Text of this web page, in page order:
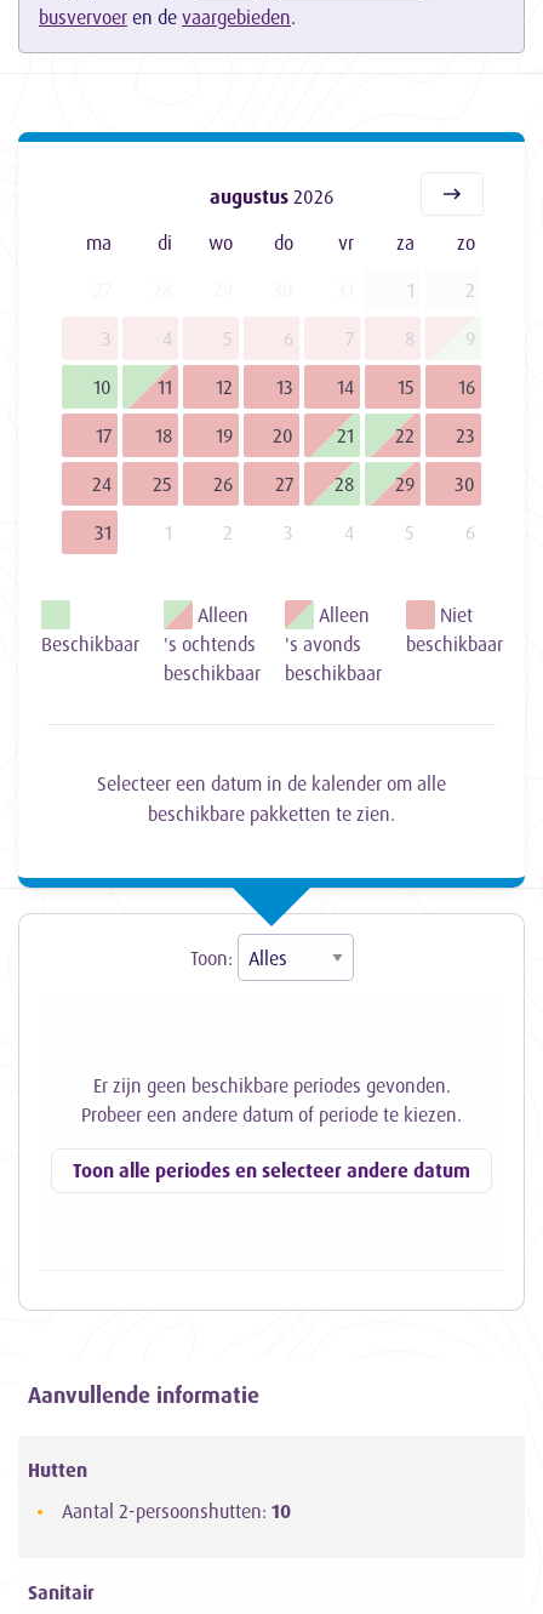
busvervoer en de vaargebieden.
augustus 2026
ma
di wo do vr za
zo
1
2
3
4 5 6 7 8
9
10
11 12 13 14 15
16
17
18 19 20 21 22
23
24
25 26 27 28 29
30
31
1 2 3 4 5 6
Beschikbaar
Alleen
's ochtends
beschikbaar
Alleen
's avonds
beschikbaar
Niet
beschikbaar
Selecteer een datum in de kalender om alle
beschikbare pakketten te zien.
Toon:
Er zijn geen beschikbare periodes gevonden.
Probeer een andere datum of periode te kiezen.
Toon alle periodes en selecteer andere datum
Aanvullende informatie
Hutten
Aantal 2-persoonshutten: 10
Sanitair